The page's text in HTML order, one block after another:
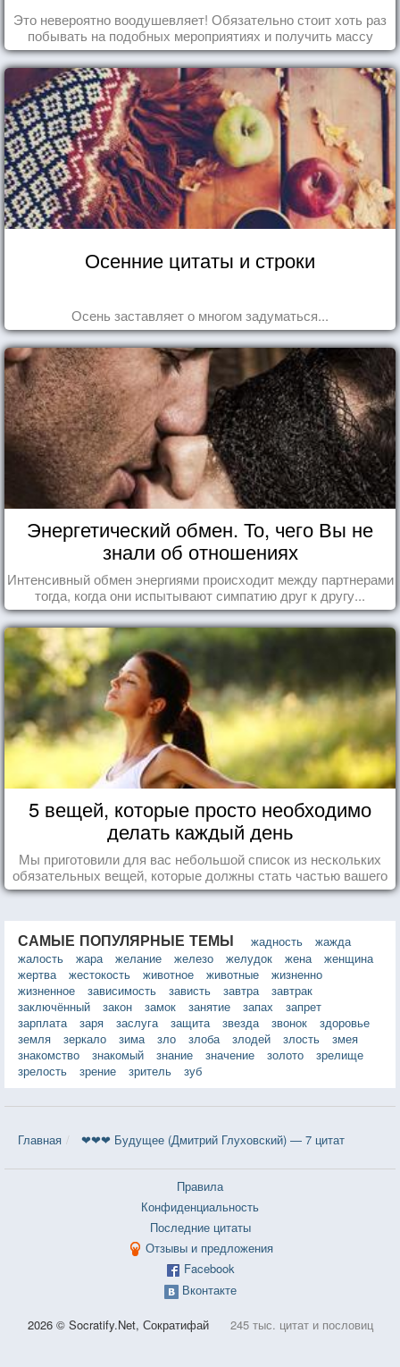
Это невероятно воодушевляет! Обязательно стоит хоть раз
побывать на подобных мероприятиях и получить массу
впечатлений!
Осенние цитаты и строки
Осень заставляет о многом задуматься...
Энергетический обмен. То, чего Вы не
знали об отношениях
Интенсивный обмен энергиями происходит между партнерами
тогда, когда они испытывают симпатию друг к другу...
5 вещей, которые просто необходимо
делать каждый день
Мы приготовили для вас небольшой список из нескольких
обязательных вещей, которые должны стать частью вашего
дня.
САМЫЕ ПОПУЛЯРНЫЕ ТЕМЫ жадность
жажда
жалость
жара желание железо желудок жена
женщина
жертва
жестокость животное животные
жизненно
жизненное
зависимость зависть завтра
завтрак
заключённый
закон замок занятие запах
запрет
зарплата
заря заслуга защита звезда звонок
здоровье
земля
зеркало зима зло злоба злодей злость
змея
знакомство
знакомый знание значение золото
зрелище
зрелость
зрение зритель зуб
Главная ❤❤❤ Будущее (Дмитрий Глуховский) — 7 цитат
Правила
Конфиденциальность
Последние цитаты
Отзывы и предложения
Facebook
Вконтакте
2026 © Socratify.Net, Сократифай 245 тыс. цитат и пословиц